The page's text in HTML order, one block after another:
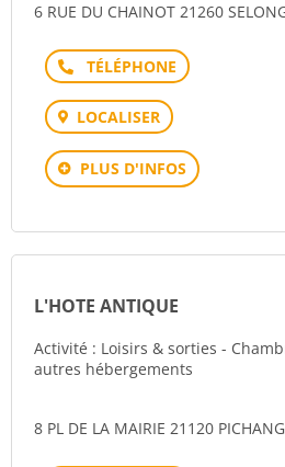
6 RUE DU CHAINOT 21260
Téléphone
LOCALISER
PLUS D'INFOS
L'HOTE ANTIQUE
Activité : Loisirs & sorties -
autres hébergements
8 PL DE LA MAIRIE 21120